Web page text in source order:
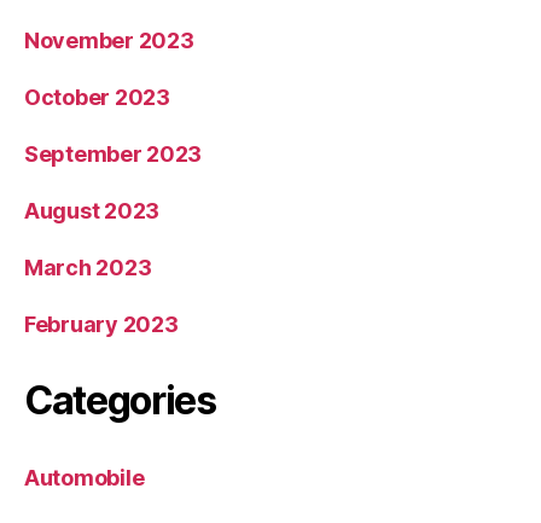
November 2023
October 2023
September 2023
August 2023
March 2023
February 2023
Categories
Automobile